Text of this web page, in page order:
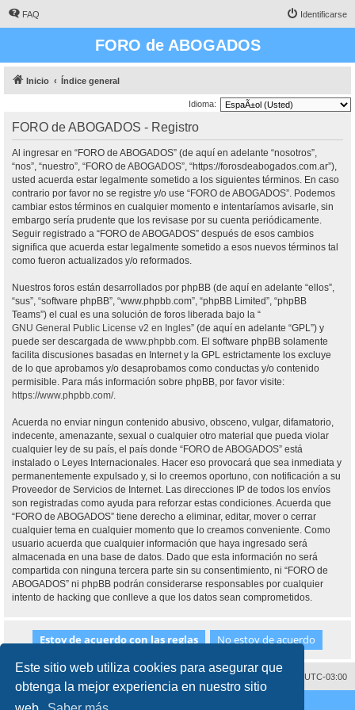
Este sitio web utiliza cookies para asegurar que
obtenga la mejor experiencia en nuestro sitio
FAQ Identificarse
FORO de ABOGADOS
Inicio Índice general
Idioma:
FORO de ABOGADOS - Registro
Al ingresar en “FORO de ABOGADOS” (de aquí en adelante “nosotros”,
“nos”, “nuestro”, “FORO de ABOGADOS”, “https://forosdeabogados.com.ar”),
usted acuerda estar legalmente sometido a los siguientes términos. En caso
contrario por favor no se registre y/o use “FORO de ABOGADOS”. Podemos
cambiar estos términos en cualquier momento e intentaríamos avisarle, sin
embargo sería prudente que los revisase por su cuenta periódicamente.
Seguir registrado a “FORO de ABOGADOS” después de esos cambios
significa que acuerda estar legalmente sometido a esos nuevos términos tal
como fueron actualizados y/o reformados.
Nuestros foros están desarrollados por phpBB (de aquí en adelante “ellos”,
“sus”, “software phpBB”, “www.phpbb.com”, “phpBB Limited”, “phpBB
Teams”) el cual es una solución de foros liberada bajo la “
GNU General Public License v2 en Ingles” (de aquí en adelante “GPL”) y
puede ser descargada de www.phpbb.com. El software phpBB solamente
facilita discusiones basadas en Internet y la GPL estrictamente los excluye
de lo que aprobamos y/o desaprobamos como conductas y/o contenido
permisible. Para más información sobre phpBB, por favor visite:
https://www.phpbb.com/.
Acuerda no enviar ningun contenido abusivo, obsceno, vulgar, difamatorio,
indecente, amenazante, sexual o cualquier otro material que pueda violar
cualquier ley de su país, el país donde “FORO de ABOGADOS” está
instalado o Leyes Internacionales. Hacer eso provocará que sea inmediata y
permanentemente expulsado y, si lo creemos oportuno, con notificación a su
Proveedor de Servicios de Internet. Las direcciones IP de todos los envíos
son registradas como ayuda para reforzar estas condiciones. Acuerda que
“FORO de ABOGADOS” tiene derecho a eliminar, editar, mover o cerrar
cualquier tema en cualquier momento que lo creamos conveniente. Como
usuario acuerda que cualquier información que haya ingresado será
almacenada en una base de datos. Dado que esta información no será
compartida con ninguna tercera parte sin su consentimiento, ni “FORO de
ABOGADOS” ni phpBB podrán considerarse responsables por cualquier
intento de hacking que conlleve a que los datos sean comprometidos.
Todos los horarios son UTC-03:00
Borrar cookies
Desarrollado por ® Forum Software © phpBB Limited